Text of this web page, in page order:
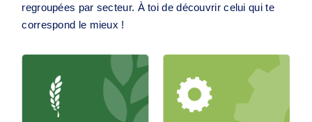
regroupées par secteur. À toi de découvrir celui qui te
correspond le mieux !